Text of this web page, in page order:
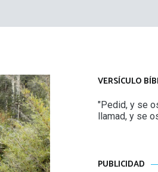
VERSÍCULO
"Pedid, y se
llamad, y se
PUBLICIDAD